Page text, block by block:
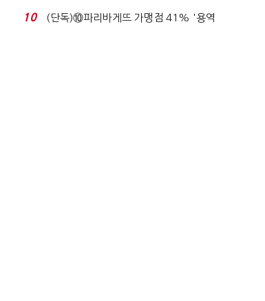
업 드라이브'...
10
(단독)⑩파리바게뜨 가맹점 41% '용역